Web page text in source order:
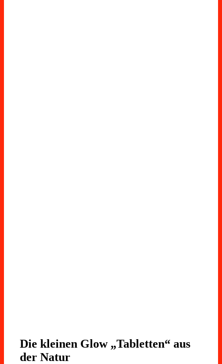
Die kleinen Glow „Tabletten“ aus
der Natur